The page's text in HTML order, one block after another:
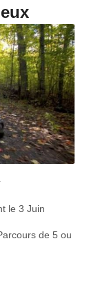
le 3 Juin
de 5 ou